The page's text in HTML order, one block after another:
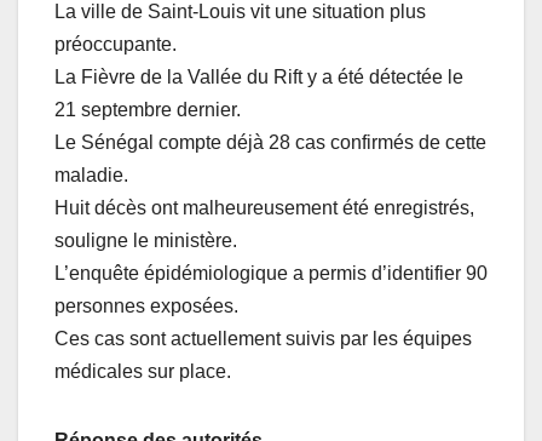
La ville de Saint-Louis vit une situation plus
préoccupante.
La Fièvre de la Vallée du Rift y a été détectée le
21 septembre dernier.
Le Sénégal compte déjà 28 cas confirmés de cette
maladie.
Huit décès ont malheureusement été enregistrés,
souligne le ministère.
L’enquête épidémiologique a permis d’identifier 90
personnes exposées.
Ces cas sont actuellement suivis par les équipes
médicales sur place.